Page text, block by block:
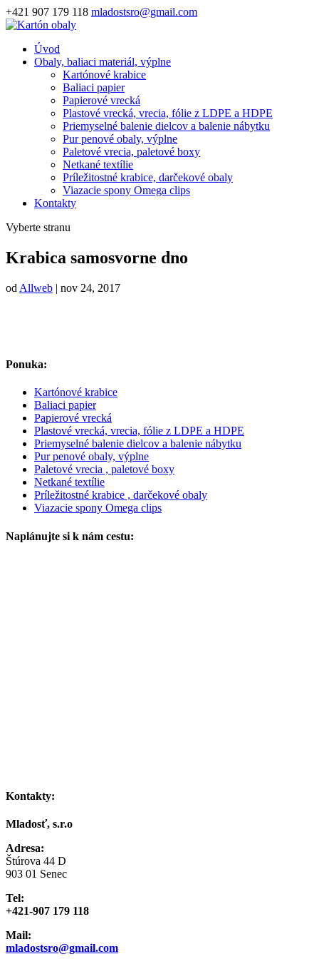
+421 907 179 118 mladostsro@gmail.com
Úvod
Obaly, baliaci materiál, výplne
Kartónové krabice
Baliaci papier
Papierové vrecká
Plastové vrecká, vrecia, fólie z LDPE a HDPE
Priemyselné balenie dielcov a balenie nábytku
Pur penové obaly, výplne
Paletové vrecia, paletové boxy
Netkané textílie
Príležitostné krabice, darčekové obaly
Viazacie spony Omega clips
Kontakty
Vyberte stranu
Krabica samosvorne dno
od Allweb | nov 24, 2017
Ponuka:
Kartónové krabice
Baliaci papier
Papierové vrecká
Plastové vrecká, vrecia, fólie z LDPE a HDPE
Priemyselné balenie dielcov a balenie nábytku
Pur penové obaly, výplne
Paletové vrecia , paletové boxy
Netkané textílie
Príležitostné krabice , darčekové obaly
Viazacie spony Omega clips
Naplánujte si k nám cestu:
Kontakty:
Mladosť, s.r.o
Adresa:
Štúrova 44 D
903 01 Senec
Tel:
+421-907 179 118
Mail:
mladostsro@gmail.com